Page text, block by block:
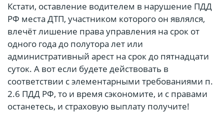
Кстати, оставление водителем в нарушение ПДД
РФ места ДТП, участником которого он являлся,
влечёт лишение права управления на срок от
одного года до полутора лет или
административный арест на срок до пятнадцати
суток. А вот если будете действовать в
соответствии с элементарными требованиями п.
2.6 ПДД РФ, то и время сэкономите, и с правами
останетесь, и страховую выплату получите!